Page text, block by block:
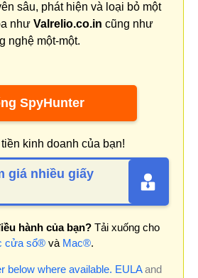
sâu, phát hiện và loại bỏ một
như Valrelio.co.in cũng như
nghệ một-một.
SpyHunter
kinh doanh của bạn!
giá nhiều giấy
hành của bạn?Tải xuống cho
cửa sổ®và Mac®.
below where available. EULAand